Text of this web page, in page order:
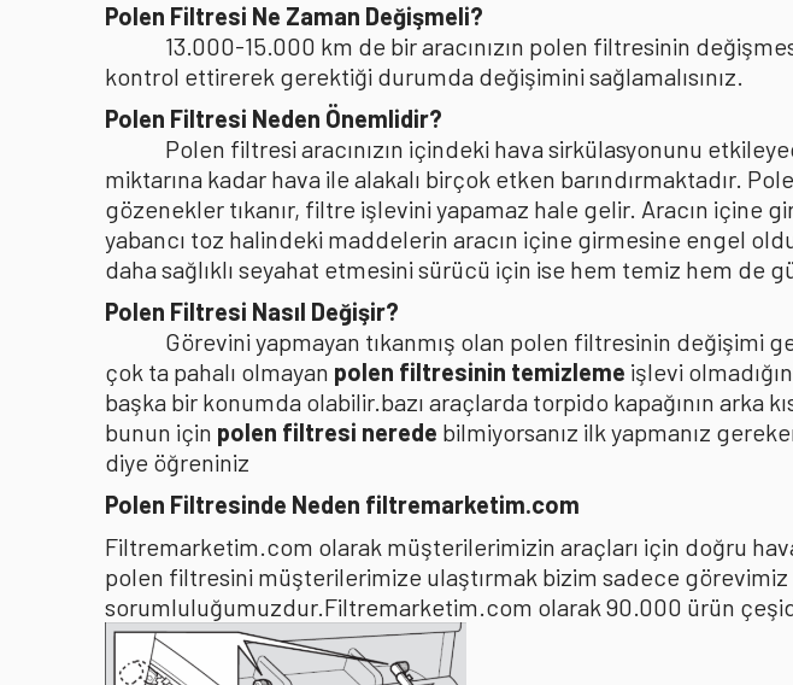
Polen Filtresi Ne Zaman Değişmeli?
13.000-15.000 km de bir aracınızın polen filtresinin
kontrol ettirerek gerektiği durumda değişimini sağlamalısınız.
Polen Filtresi Neden Önemlidir?
Polen filtresi aracınızın içindeki hava sirkülasyonunu
miktarına kadar hava ile alakalı birçok etken barındırmaktadır.
gözenekler tıkanır, filtre işlevini yapamaz hale gelir. Aracın içine
yabancı toz halindeki maddelerin aracın içine girmesine engel
daha sağlıklı seyahat etmesini sürücü için ise hem temiz hem de
Polen Filtresi Nasıl Değişir?
Görevini yapmayan tıkanmış olan polen filtresinin
çok ta pahalı olmayan polen filtresinin temizleme işlevi
başka bir konumda olabilir.bazı araçlarda torpido kapağının arka
bunun için polen filtresi nerede bilmiyorsanız ilk yapmanız
diye öğreniniz
Polen Filtresinde Neden filtremarketim.com
Filtremarketim.com olarak müşterilerimizin araçları için doğru
polen filtresini müşterilerimize ulaştırmak bizim sadece görevimiz
sorumluluğumuzdur.Filtremarketim.com olarak 90.000 ürün